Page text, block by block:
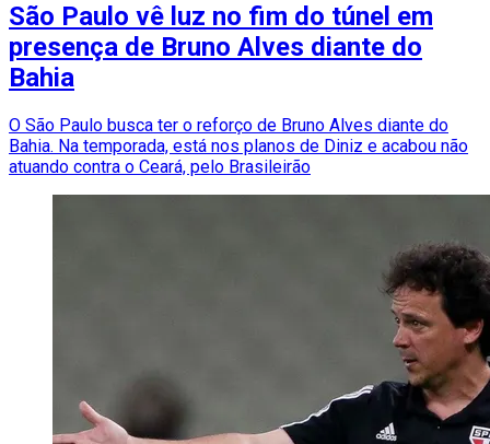
São Paulo vê luz no fim do túnel em
presença de Bruno Alves diante do
Bahia
O São Paulo busca ter o reforço de Bruno Alves diante do
Bahia. Na temporada, está nos planos de Diniz e acabou não
atuando contra o Ceará, pelo Brasileirão